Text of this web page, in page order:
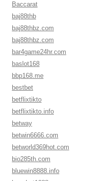
Baccarat
baj88thb
baj88thbz.com
baj88thbz.com
bar4game24hr.com
baslot168
bbp168.me
bestbet
betflixtikto
betflixtikto.info
betway
betwin6666.com
betworld369hot.com
bio285th.com
bluewin8888.info